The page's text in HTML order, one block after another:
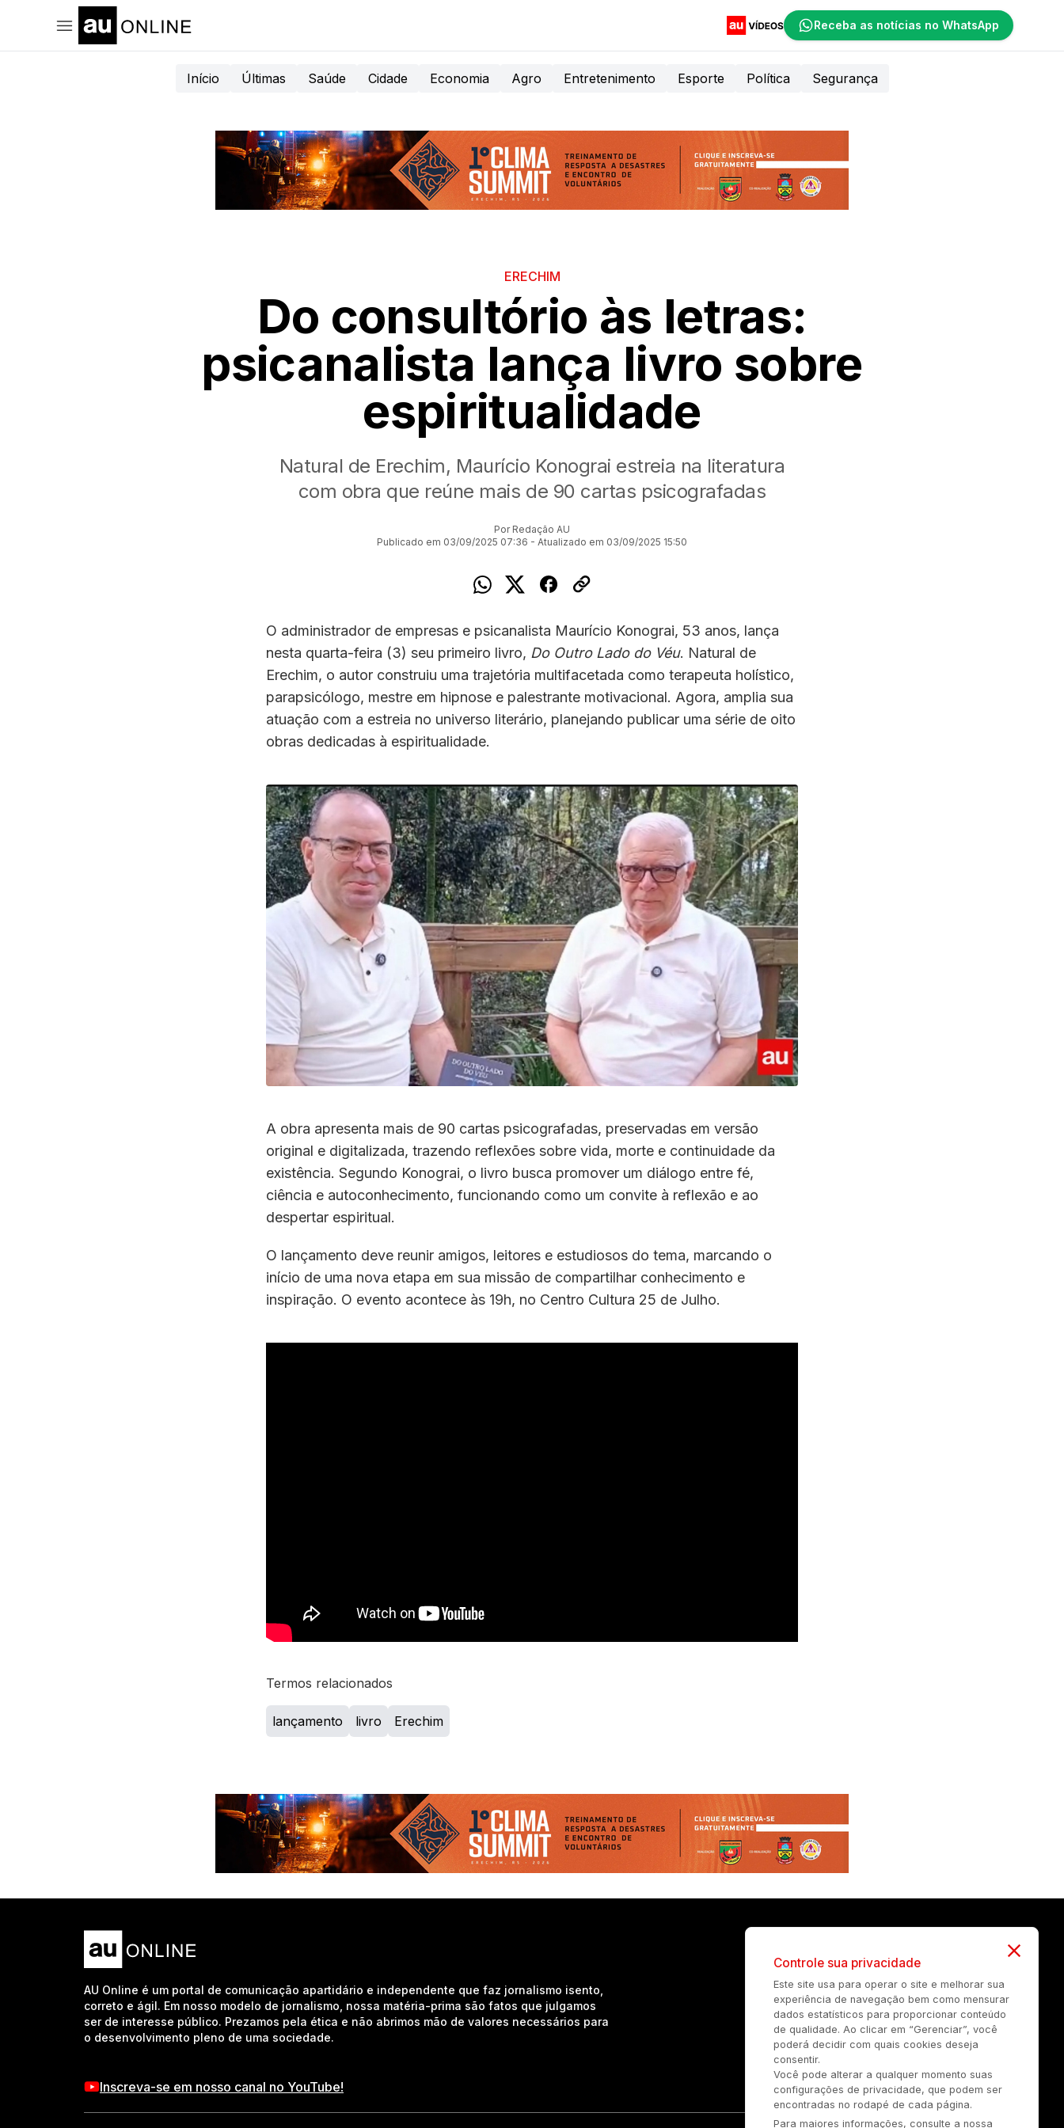
Receba as notícias no WhatsApp
Início Últimas Saúde Cidade Economia Agro Entretenimento Esporte Política Segurança
ERECHIM
Do consultório às letras:
psicanalista lança livro sobre
espiritualidade
Natural de Erechim, Maurício Konograi estreia na literatura
com obra que reúne mais de 90 cartas psicografadas
Por Redação AU
Publicado em 03/09/2025 07:36 - Atualizado em 03/09/2025 15:50
O administrador de empresas e psicanalista Maurício Konograi, 53 anos, lança
nesta quarta-feira (3) seu primeiro livro, Do Outro Lado do Véu. Natural de
Erechim, o autor construiu uma trajetória multifacetada como terapeuta holístico,
parapsicólogo, mestre em hipnose e palestrante motivacional. Agora, amplia sua
atuação com a estreia no universo literário, planejando publicar uma série de oito
obras dedicadas à espiritualidade.
A obra apresenta mais de 90 cartas psicografadas, preservadas em versão
original e digitalizada, trazendo reflexões sobre vida, morte e continuidade da
existência. Segundo Konograi, o livro busca promover um diálogo entre fé,
ciência e autoconhecimento, funcionando como um convite à reflexão e ao
despertar espiritual.
O lançamento deve reunir amigos, leitores e estudiosos do tema, marcando o
início de uma nova etapa em sua missão de compartilhar conhecimento e
inspiração. O evento acontece às 19h, no Centro Cultura 25 de Julho.
Termos relacionados
lançamento livro Erechim
AU Online é um portal de comunicação apartidário e independente que faz jornalismo isento,
correto e ágil. Em nosso modelo de jornalismo, nossa matéria-prima são fatos que julgamos
ser de interesse público. Prezamos pela ética e não abrimos mão de valores necessários para
o desenvolvimento pleno de uma sociedade.
Inscreva-se em nosso canal no YouTube!
Controle sua privacidade
Este site usa para operar o site e melhorar sua
experiência de navegação bem como mensurar
dados estatísticos para proporcionar conteúdo
de qualidade. Ao clicar em “Gerenciar”, você
poderá decidir com quais cookies deseja
consentir.
Você pode alterar a qualquer momento suas
configurações de privacidade, que podem ser
encontradas no rodapé de cada página.
Para maiores informações, consulte a nossa